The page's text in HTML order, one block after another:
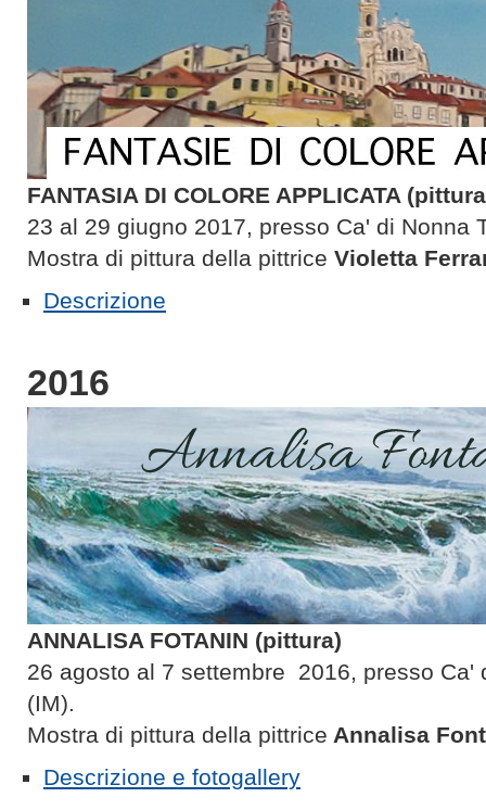
FANTASIA DI COLORE APPLICATA
23 al 29 giugno 2017, presso Ca' di Nonna
Mostra di pittura della pittrice Violetta
Descrizione
2016
ANNALISA FOTANIN (pittura)
26 agosto al 7 settembre 2016, presso Ca'
(IM).
Mostra di pittura della pittrice Annalisa
Descrizione e fotogallery